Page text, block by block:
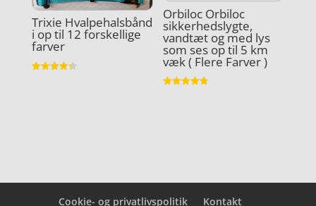
Trixie Hvalpehalsbånd
i op til 12 forskellige
farver
Orbiloc Orbiloc
sikkerhedslygte,
vandtæt og med lys
som ses op til 5 km
væk ( Flere Farver )
Cookie- og privatlivspolitik Kontakt